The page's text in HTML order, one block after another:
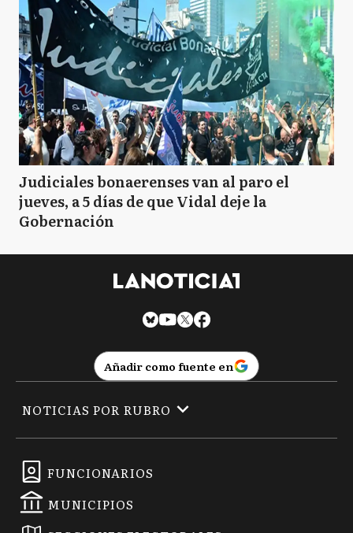
Judiciales bonaerenses van al paro el
jueves, a 5 días de que Vidal deje la
Gobernación
Añadir como fuente en
FUNCIONARIOS
MUNICIPIOS
NOTICIAS POR RUBRO